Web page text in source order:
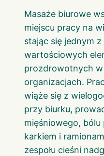
Masaże biurowe
miejscu pracy na
stając się jednym
wartościowych
prozdrowotnych
organizacjach.
wiąże się z
przy biurku,
mięśniowego,
karkiem i
zespołu cieśni